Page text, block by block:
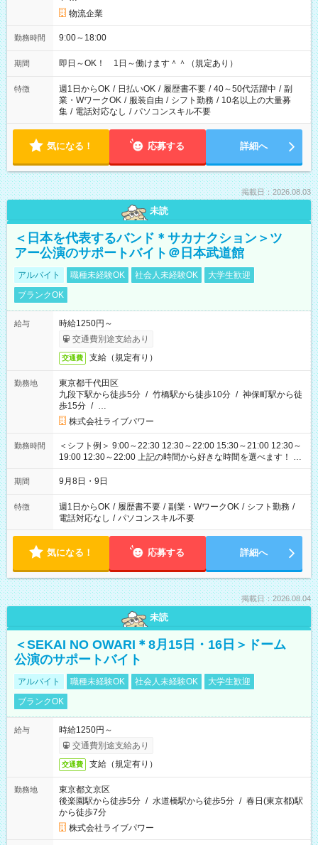
物流企業
勤務時間 9:00～18:00
期間 即日～OK！ 1日～働けます＾＾（規定あり）
特徴 週1日からOK / 日払いOK / 履歴書不要 / 40～50代活躍中 / 副
業・WワークOK / 服装自由 / シフト勤務 / 10名以上の大量募
集 / 電話対応なし / パソコンスキル不要
気になる！ 応募する 詳細へ
掲載日：2026.08.03
未読
＜日本を代表するバンド＊サカナクション＞ツ
アー公演のサポートバイト＠日本武道館
アルバイト 職種未経験OK 社会人未経験OK
大学生歓迎
ブランクOK
給与
時給1250円～
交通費別途支給あり
交通費 支給（規定有り）
勤務地
東京都千代田区
九段下駅から徒歩5分 / 竹橋駅から徒歩10分 / 神保町駅から徒
歩15分 / …
株式会社ライブパワー
勤務時間
＜シフト例＞ 9:00～22:30 12:30～22:00 15:30～21:00 12:30～
19:00 12:30～22:00 上記の時間から好きな時間を選べます！ ※
時間は変更となる可能性があります
期間 9月8日・9日
特徴 週1日からOK / 履歴書不要 / 副業・WワークOK / シフト勤務 /
電話対応なし / パソコンスキル不要
気になる！ 応募する 詳細へ
掲載日：2026.08.04
未読
＜SEKAI NO OWARI＊8月15日・16日＞ドーム
公演のサポートバイト
アルバイト 職種未経験OK 社会人未経験OK
大学生歓迎
ブランクOK
給与
時給1250円～
交通費別途支給あり
交通費 支給（規定有り）
勤務地
東京都文京区
後楽園駅から徒歩5分 / 水道橋駅から徒歩5分 / 春日(東京都)駅
から徒歩7分
株式会社ライブパワー